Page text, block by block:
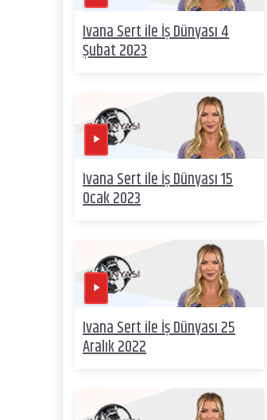
Ivana Sert ile İş Dünyası 4
Şubat 2023
Ivana Sert ile İş Dünyası 15
Ocak 2023
Ivana Sert ile İş Dünyası 25
Aralık 2022